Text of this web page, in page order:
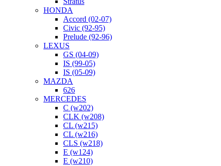
HONDA
Accord (02-07)
Civic (92-95)
Prelude (92-96)
LEXUS
GS (04-09)
IS (99-05)
IS (05-09)
MAZDA
626
MERCEDES
C (w202)
CLK (w208)
CL (w215)
CL (w216)
CLS (w218)
E (w124)
E (w210)